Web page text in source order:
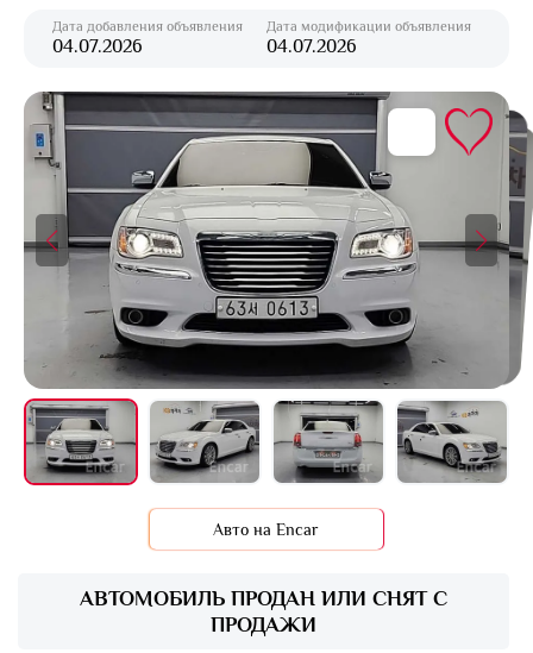
Дата добавления объявления
04.07.2026
Дата модификации объявления
04.07.2026
АВТОМОБИЛЬ ПРОДАН ИЛИ СНЯТ С
ПРОДАЖИ
Авто на Encar